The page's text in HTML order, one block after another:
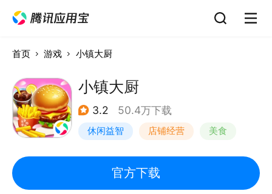
首页 游戏 小镇大厨
小镇大厨
3.2 50.4万下载
休闲益智 店铺经营 美食
卡通
官方下载